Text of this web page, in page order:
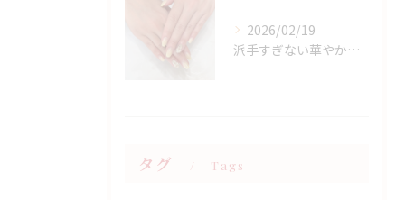
2026/02/19
派手すぎない華やかさ◎上品イエローネイル特集
タグ Tags